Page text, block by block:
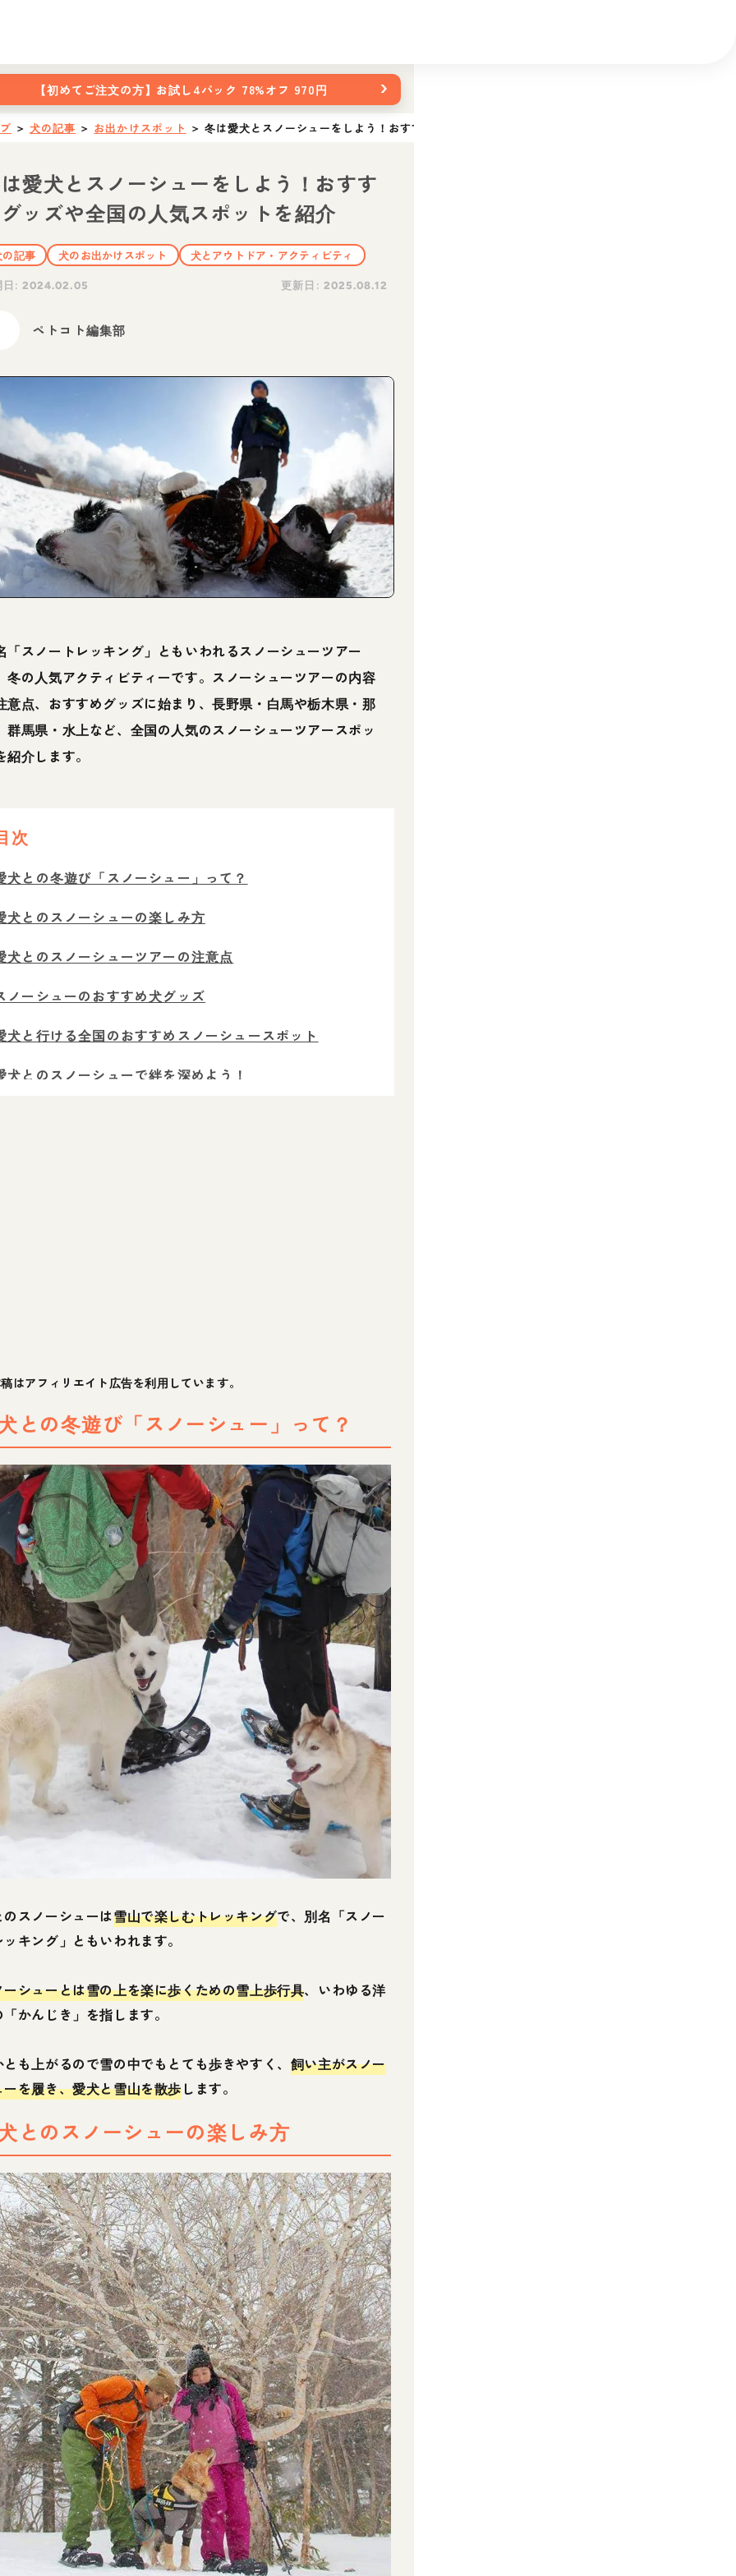
【初めてご注文の方】 お試し4パック 78%オフ 970円 ›
＞ 犬の記事 ＞ お出かけスポット ＞ 冬は愛犬とスノーシューをしよう！おすすめグッズや全国の人気スポットを紹介
愛犬とスノーシューをしよう！おすす
ッズや全国の人気スポットを紹介
の記事 犬のお出かけスポット
犬とアウトドア・アクティビティ
日:2024.02.05 更新日: 2025.08.12
ペトコト編集部
「スノートレッキング」ともいわれるスノーシューツアー
冬の人気アクティビティーです。スノーシューツアーの内容
意点、おすすめグッズに始まり、長野県・白馬や栃木県・那
群馬県・水上など、全国の人気のスノーシューツアースポッ
紹介します。
次
犬との冬遊び「スノーシュー」って？
犬とのスノーシューの楽しみ方
犬とのスノーシューツアーの注意点
ノーシューのおすすめ犬グッズ
犬と行ける全国のおすすめスノーシュースポット
犬とのスノーシューで絆を深めよう！
はアフィリエイト広告を利用しています。
との冬遊び「スノーシュー」って？
のスノーシューは雪山で楽しむトレッキングで、別名「スノー
キング」ともいわれます。
ーシューとは雪の上を楽に歩くための雪上歩行具、いわゆる洋
かんじき」を指します。
も上がるので雪の中でもとても歩きやすく、 飼い主がスノー
ーを履き、愛犬と雪山を散歩します。
とのスノーシューの楽しみ方